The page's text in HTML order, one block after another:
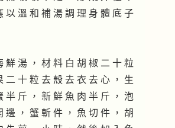
以 溫 和 補 湯 調 理 身 體 底 子
鮮 湯 ， 材 料 白 胡 椒 二 十 粒
二 十 粒 去 殼 去 衣 去 心 ， 生
半 斤 ， 新 鮮 魚 肉 半 斤 ， 泡
邊 ， 蟹 斬 件 ， 魚 切 件 ， 胡